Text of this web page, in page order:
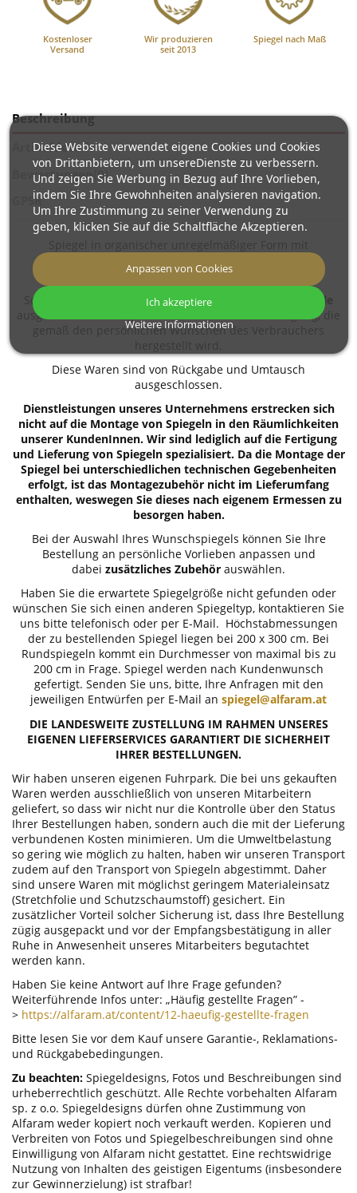
Kostenloser
Versand
Wir produzieren
seit 2013
Spiegel nach Maß
Beschreibung
Artikeldetails
Bewertungen (0)
GPSR
Spiegel in organischer unregelmäßiger Form mit
kundenspezifischen Wünschen gefertigt
Sollten für das bestellte Produktzusätzliche Zubehörteile
ausgewählt werden, gilt die Ware als Sonderanfertigung, die
gemäß den persönlichen Wünschen des Verbrauchers
hergestellt wird.
Diese Waren sind von Rückgabe und Umtausch
ausgeschlossen.
Dienstleistungen unseres Unternehmens erstrecken sich
nicht auf die Montage von Spiegeln in den Räumlichkeiten
unserer KundenInnen. Wir sind lediglich auf die Fertigung
und Lieferung von Spiegeln spezialisiert. Da die Montage der
Spiegel bei unterschiedlichen technischen Gegebenheiten
erfolgt, ist das Montagezubehör nicht im Lieferumfang
enthalten, weswegen Sie dieses nach eigenem Ermessen zu
besorgen haben.
Bei der Auswahl Ihres Wunschspiegels können Sie Ihre
Bestellung an persönliche Vorlieben anpassen und
dabei zusätzliches Zubehör auswählen.
Haben Sie die erwartete Spiegelgröße nicht gefunden oder
wünschen Sie sich einen anderen Spiegeltyp, kontaktieren Sie
uns bitte telefonisch oder per E-Mail. Höchstabmessungen
der zu bestellenden Spiegel liegen bei 200 x 300 cm. Bei
Rundspiegeln kommt ein Durchmesser von maximal bis zu
200 cm in Frage. Spiegel werden nach Kundenwunsch
gefertigt. Senden Sie uns, bitte, Ihre Anfragen mit den
jeweiligen Entwürfen per E-Mail an spiegel@alfaram.at
DIE LANDESWEITE ZUSTELLUNG IM RAHMEN UNSERES
EIGENEN LIEFERSERVICES GARANTIERT DIE SICHERHEIT
IHRER BESTELLUNGEN.
Wir haben unseren eigenen Fuhrpark. Die bei uns gekauften
Waren werden ausschließlich von unseren Mitarbeitern
geliefert, so dass wir nicht nur die Kontrolle über den Status
Ihrer Bestellungen haben, sondern auch die mit der Lieferung
verbundenen Kosten minimieren. Um die Umweltbelastung
so gering wie möglich zu halten, haben wir unseren Transport
zudem auf den Transport von Spiegeln abgestimmt. Daher
sind unsere Waren mit möglichst geringem Materialeinsatz
(Stretchfolie und Schutzschaumstoff) gesichert. Ein
zusätzlicher Vorteil solcher Sicherung ist, dass Ihre Bestellung
zügig ausgepackt und vor der Empfangsbestätigung in aller
Ruhe in Anwesenheit unseres Mitarbeiters begutachtet
werden kann.
Haben Sie keine Antwort auf Ihre Frage gefunden?
Weiterführende Infos unter: „Häufig gestellte Fragen” -
> https://alfaram.at/content/12-haeufig-gestellte-fragen
Bitte lesen Sie vor dem Kauf unsere Garantie-, Reklamations-
und Rückgabebedingungen.
Zu beachten: Spiegeldesigns, Fotos und Beschreibungen sind
urheberrechtlich geschützt. Alle Rechte vorbehalten Alfaram
sp. z o.o. Spiegeldesigns dürfen ohne Zustimmung von
Alfaram weder kopiert noch verkauft werden. Kopieren und
Verbreiten von Fotos und Spiegelbeschreibungen sind ohne
Einwilligung von Alfaram nicht gestattet. Eine rechtswidrige
Nutzung von Inhalten des geistigen Eigentums (insbesondere
zur Gewinnerzielung) ist strafbar!
Diese Website verwendet eigene Cookies und Cookies
von Drittanbietern, um unsereDienste zu verbessern.
Und zeigen Sie Werbung in Bezug auf Ihre Vorlieben,
indem Sie Ihre Gewohnheiten analysieren navigation.
Um Ihre Zustimmung zu seiner Verwendung zu
geben, klicken Sie auf die Schaltfläche Akzeptieren.
Weitere Informationen
Anpassen von Cookies
Ich akzeptiere